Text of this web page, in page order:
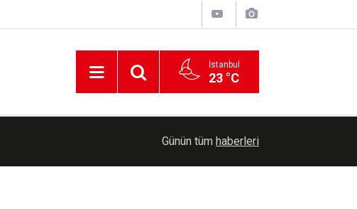
İstanbul
23 °C
Erzurum'da Bağımlılıkla Mücadele İl
Günün tüm haberleri